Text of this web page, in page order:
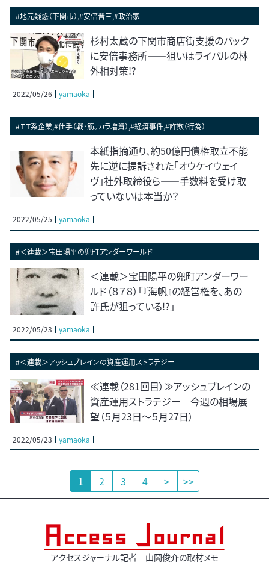
#地元疑惑（下関市）,#安倍晋三,#政治家
杉村太蔵の下関市商店街支援のバック
に安倍事務所――狙いはライバルの林
外相対策!?
2022/05/26 yamaoka
#ＩＴ系企業,#仕手（戦・筋。カラ増資）,#経済事件,#詐欺（行為）
本紙指摘通り、約50億円債権取立不能
先に逆に提訴された「オウケイウェイ
ヴ」社外取締役ら――手数料を受け取
っていないは本当か？
2022/05/25 yamaoka
#＜連載＞宝田陽平の兜町アンダーワールド
＜連載＞宝田陽平の兜町アンダーワー
ルド（８７８）「『海帆』の経営権を、あの
許氏が狙っている!?」
2022/05/23 yamaoka
#＜連載＞アッシュブレインの資産運用ストラテジー
≪連載（281回目）≫アッシュブレインの
資産運用ストラテジー 今週の相場展
望（５月23日～５月27日）
2022/05/23 yamaoka
1 2 3 4 > >>
アクセスジャーナル記者 山岡俊介の取材メモ